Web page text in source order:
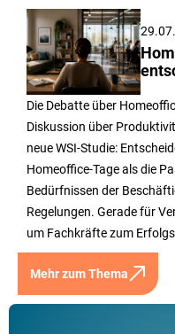
Die Debatte über
Diskussion über
neue WSI-Studie:
Homeoffice-Tage als die
Bedürfnissen der
Regelungen. Gerade für
um Fachkräfte zum
Mehr zum Thema